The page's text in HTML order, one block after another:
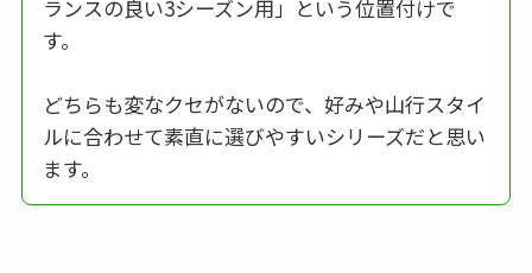
ランスの良い3シーズン用」という位置付けで
す。
どちらも変なクセがないので、好みや山行スタイ
ルに合わせて素直に選びやすいシリーズだと思い
ます。